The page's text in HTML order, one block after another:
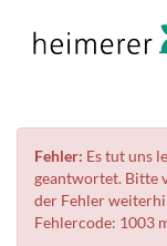
Fehler: Es tut uns
geantwortet. Bitte
der Fehler
Fehlercode: 1003